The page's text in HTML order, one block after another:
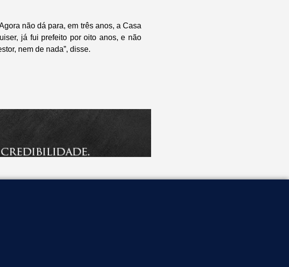
não dá para, em três anos, a Casa
já fui prefeito por oito anos, e não
nem de nada”, disse.